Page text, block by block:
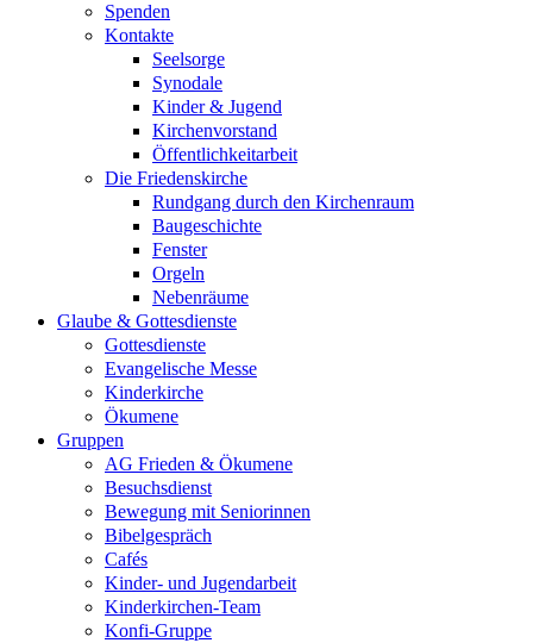
Spenden
Kontakte
Seelsorge
Synodale
Kinder & Jugend
Kirchenvorstand
Öffentlichkeitarbeit
Die Friedenskirche
Rundgang durch den Kirchenraum
Baugeschichte
Fenster
Orgeln
Nebenräume
Glaube & Gottesdienste
Gottesdienste
Evangelische Messe
Kinderkirche
Ökumene
Gruppen
AG Frieden & Ökumene
Besuchsdienst
Bewegung mit Seniorinnen
Bibelgespräch
Cafés
Kinder- und Jugendarbeit
Kinderkirchen-Team
Konfi-Gruppe